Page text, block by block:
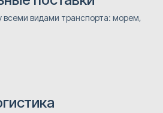
всеми видами транспорта: морем,